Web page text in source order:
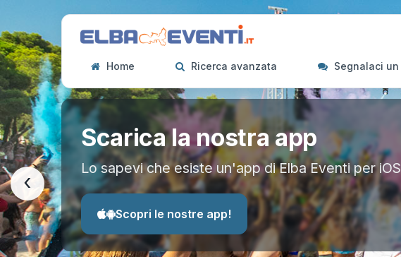
Home Ricerca avanzata Segnalaci
Scarica la nostra app
Lo sapevi che esiste un'app di Elba Eventi per
Scopri le nostre app!
‹